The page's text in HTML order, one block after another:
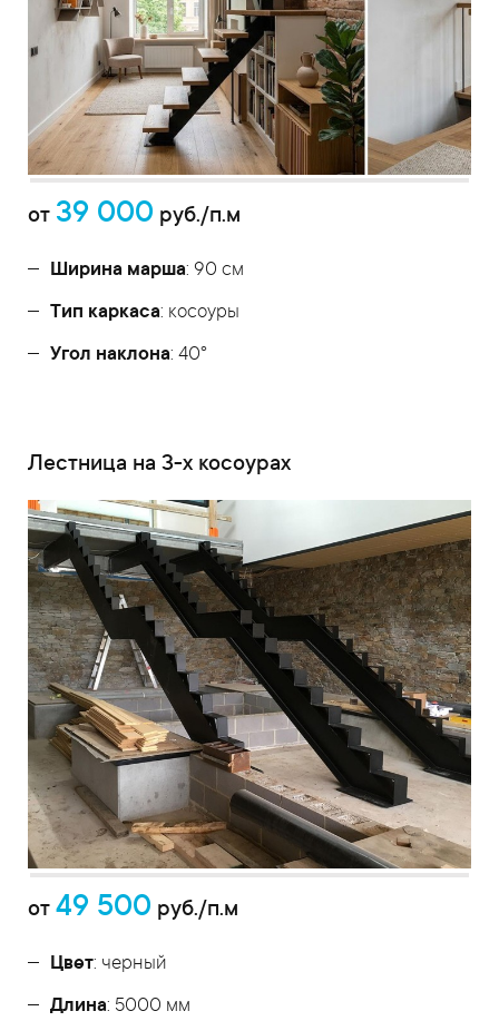
от 39 000 руб./п.м
Ширина марша: 90 см
Тип каркаса: косоуры
Угол наклона: 40°
Лестница на 3-х косоурах
от 49 500 руб./п.м
Цвет: черный
Длина: 5000 мм